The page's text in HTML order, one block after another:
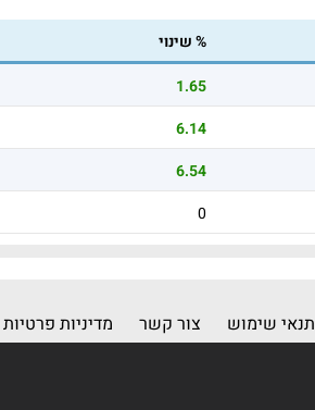
% שינוי
1.65
6.14
6.54
0
תנאי שימוש צור קשר מדיניות פרטיות